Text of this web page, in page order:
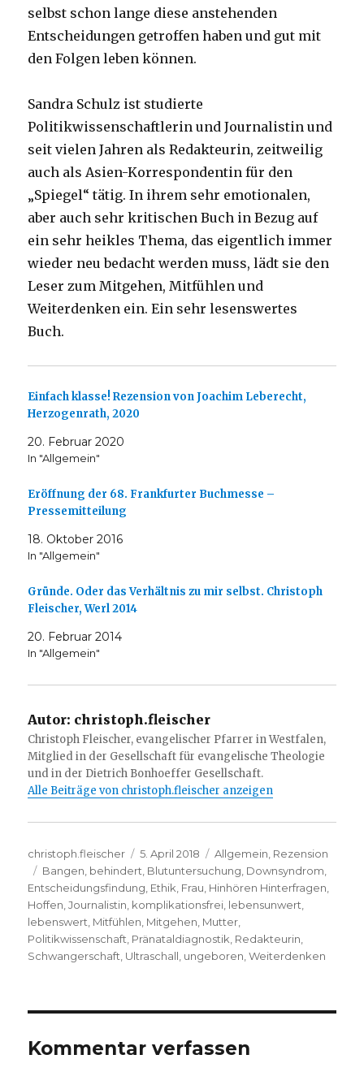
selbst schon lange diese anstehenden
Entscheidungen getroffen haben und gut mit
den Folgen leben können.
Sandra Schulz ist studierte
Politikwissenschaftlerin und Journalistin und
seit vielen Jahren als Redakteurin, zeitweilig
auch als Asien-Korrespondentin für den
„Spiegel“ tätig. In ihrem sehr emotionalen,
aber auch sehr kritischen Buch in Bezug auf
ein sehr heikles Thema, das eigentlich immer
wieder neu bedacht werden muss, lädt sie den
Leser zum Mitgehen, Mitfühlen und
Weiterdenken ein. Ein sehr lesenswertes
Buch.
Einfach klasse! Rezension von Joachim Leberecht,
Herzogenrath, 2020
20. Februar 2020
In "Allgemein"
Eröffnung der 68. Frankfurter Buchmesse –
Pressemitteilung
18. Oktober 2016
In "Allgemein"
Gründe. Oder das Verhältnis zu mir selbst. Christoph
Fleischer, Werl 2014
20. Februar 2014
In "Allgemein"
Autor: christoph.fleischer
Christoph Fleischer, evangelischer Pfarrer in Westfalen,
Mitglied in der Gesellschaft für evangelische Theologie
und in der Dietrich Bonhoeffer Gesellschaft.
Alle Beiträge von christoph.fleischer anzeigen
Autor
christoph.fleischer
Veröffentlicht
am
5. April 2018 Kategorien
Allgemein Rezension
Schlagwörter
Bangen behindert Blutuntersuchung Downsyndrom
Entscheidungsfindung Ethik Frau Hinhören Hinterfragen
Hoffen ,Journalistin komplikationsfrei lebensunwert
lebenswert Mitfühlen Mitgehen Mutter
Politikwissenschaft Pränataldiagnostik Redakteurin
Schwangerschaft Ultraschall ungeboren ,Weiterdenken
Kommentar verfassen